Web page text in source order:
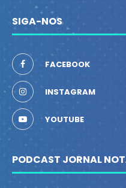
SIGA-NOS
FACEBOOK
INSTAGRAM
YOUTUBE
PODCAST JORNAL